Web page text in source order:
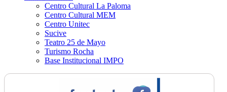
Centro Cultural La Paloma
Centro Cultural MEM
Centro Unitec
Sucive
Teatro 25 de Mayo
Turismo Rocha
Base Institucional IMPO